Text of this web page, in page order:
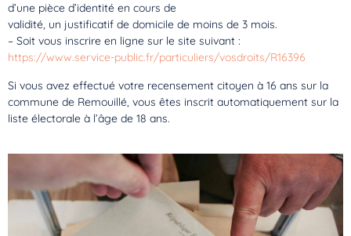
d’une pièce d’identité en cours de
validité, un justificatif de domicile de moins de 3 mois.
– Soit vous inscrire en ligne sur le site suivant :
https://www.service-public.fr/particuliers/vosdroits/R16396
Si vous avez effectué votre recensement citoyen à 16 ans sur la
commune de Remouillé, vous êtes inscrit automatiquement sur la
liste électorale à l’âge de 18 ans.